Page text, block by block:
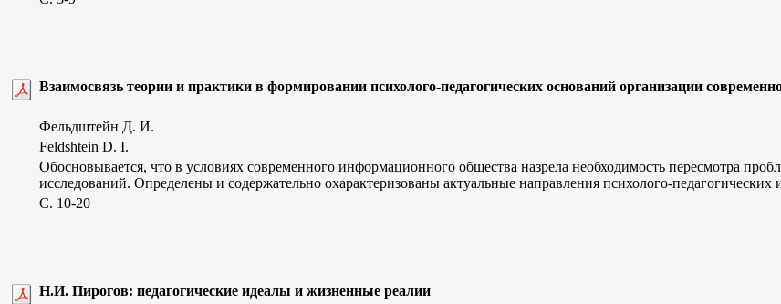
Взаимосвязь теории и практики в формировании психолого-педагогических оснований организации
Фельдштейн Д. И.
Feldshtein D. I.
Обосновывается, что в условиях современного информационного общества назрела необходимость пересмотра
исследований. Определены и содержательно охарактеризованы актуальные направления психолого-педагогических
C. 10-20
Н.И. Пирогов: педагогические идеалы и жизненные реалии